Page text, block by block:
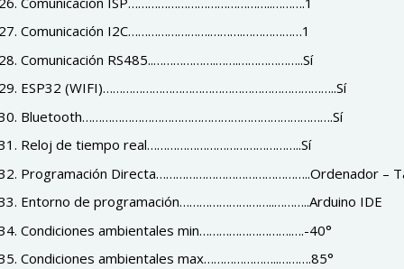
Comunicación I2C…………………….……….………………1
Comunicación RS485..……………….…….………………..Sí
ESP32 (WIFI)……………………………………………………………..Sí
Bluetooth………………………………………………………………….Sí
Reloj de tiempo real………………………………………..Sí
Programación Directa………………………………………..Ordenador –
Entorno de programación………………………..………..Arduino IDE
Condiciones ambientales min……………………….….-40°
Condiciones ambientales max…………………..……….85°